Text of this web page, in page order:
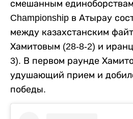
смешанным
Championship в Атырау
между казахстанским
Хамитовым (28-8-2) и
3). В первом раунде
удушающий прием и
победы.